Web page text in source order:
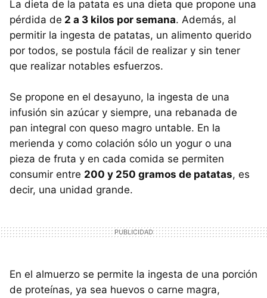
La dieta de la patata es una dieta que propone una
pérdida de 2 a 3 kilos por semana. Además, al
permitir la ingesta de patatas, un alimento querido
por todos, se postula fácil de realizar y sin tener
que realizar notables esfuerzos.
Se propone en el desayuno, la ingesta de una
infusión sin azúcar y siempre, una rebanada de
pan integral con queso magro untable. En la
merienda y como colación sólo un yogur o una
pieza de fruta y en cada comida se permiten
consumir entre 200 y 250 gramos de patatas, es
decir, una unidad grande.
En el almuerzo se permite la ingesta de una porción
de proteínas, ya sea huevos o carne magra,